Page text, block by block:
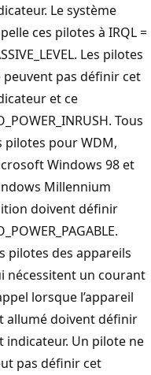
Le système
ces pilotes à IRQL =
Les pilotes
peuvent pas définir cet
et ce
Tous
pilotes pour WDM,
Windows 98 et
Millennium
doivent définir
pilotes des appareils
nécessitent un courant
lorsque l’appareil
allumé doivent définir
indicateur. Un pilote ne
pas définir cet